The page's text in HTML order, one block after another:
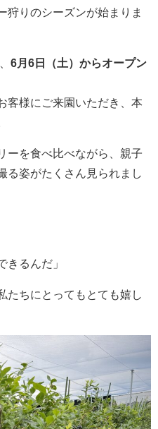
狩りのシーズンが始まりま
6月6日（土）からオープン
客様にご来園いただき、本
ーを食べ比べながら、親子
る姿がたくさん見られまし
きるんだ」
たちにとってもとても嬉し